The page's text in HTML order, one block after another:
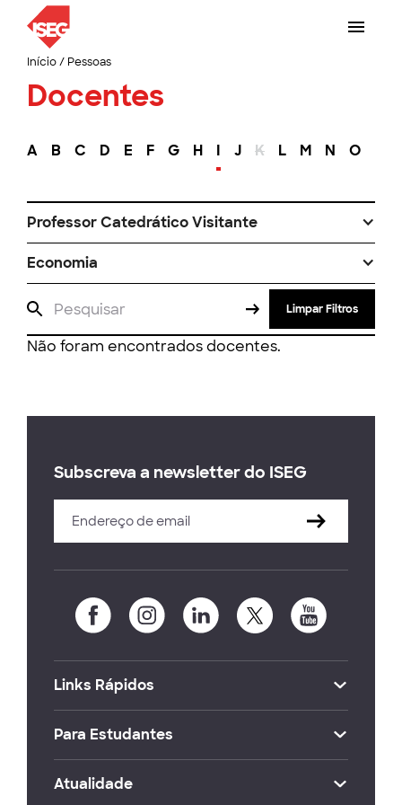
Início/ Pessoas
Docentes
A B C D E F G H I J K L M N O
Professor Catedrático Visitante
Economia
Limpar Filtros
Não foram encontrados docentes.
Subscreva a newsletter do ISEG
Links Rápidos
Para Estudantes
Atualidade